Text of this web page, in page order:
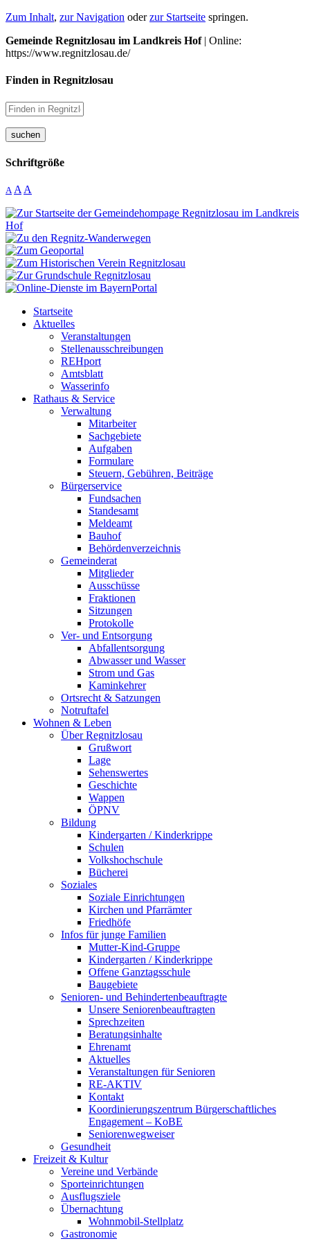
Zum Inhalt, zur Navigation oderzur Startseite springen.
Gemeinde Regnitzlosau im Landkreis Hof| Online:
https://www.regnitzlosau.de/
Finden in Regnitzlosau
suchen
Schriftgröße
A A A
Startseite
Aktuelles
Veranstaltungen
Stellenausschreibungen
REHport
Amtsblatt
Wasserinfo
Rathaus & Service
Verwaltung
Mitarbeiter
Sachgebiete
Aufgaben
Formulare
Steuern, Gebühren, Beiträge
Bürgerservice
Fundsachen
Standesamt
Meldeamt
Bauhof
Behördenverzeichnis
Gemeinderat
Mitglieder
Ausschüsse
Fraktionen
Sitzungen
Protokolle
Ver- und Entsorgung
Abfallentsorgung
Abwasser und Wasser
Strom und Gas
Kaminkehrer
Ortsrecht & Satzungen
Notruftafel
Wohnen & Leben
Über Regnitzlosau
Grußwort
Lage
Sehenswertes
Geschichte
Wappen
ÖPNV
Bildung
Kindergarten / Kinderkrippe
Schulen
Volkshochschule
Bücherei
Soziales
Soziale Einrichtungen
Kirchen und Pfarrämter
Friedhöfe
Infos für junge Familien
Mutter-Kind-Gruppe
Kindergarten / Kinderkrippe
Offene Ganztagsschule
Baugebiete
Senioren- und Behindertenbeauftragte
Unsere Seniorenbeauftragten
Sprechzeiten
Beratungsinhalte
Ehrenamt
Aktuelles
Veranstaltungen für Senioren
RE-AKTIV
Kontakt
Koordinierungszentrum Bürgerschaftliches
Engagement – KoBE
Seniorenwegweiser
Gesundheit
Freizeit & Kultur
Vereine und Verbände
Sporteinrichtungen
Ausflugsziele
Übernachtung
Wohnmobil-Stellplatz
Gastronomie